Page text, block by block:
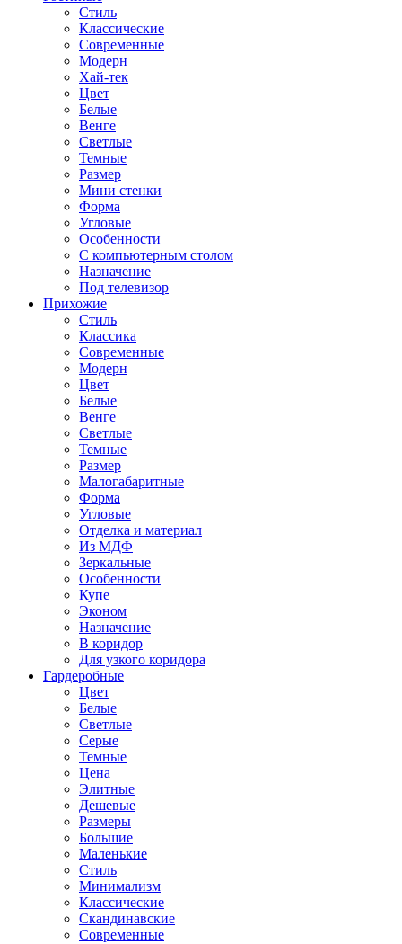
Стиль
Классические
Современные
Модерн
Хай-тек
Цвет
Белые
Венге
Светлые
Темные
Размер
Мини стенки
Форма
Угловые
Особенности
С компьютерным столом
Назначение
Под телевизор
Прихожие
Стиль
Классика
Современные
Модерн
Цвет
Белые
Венге
Светлые
Темные
Размер
Малогабаритные
Форма
Угловые
Отделка и материал
Из МДФ
Зеркальные
Особенности
Купе
Эконом
Назначение
В коридор
Для узкого коридора
Гардеробные
Цвет
Белые
Светлые
Серые
Темные
Цена
Элитные
Дешевые
Размеры
Большие
Маленькие
Стиль
Минимализм
Классические
Скандинавские
Современные